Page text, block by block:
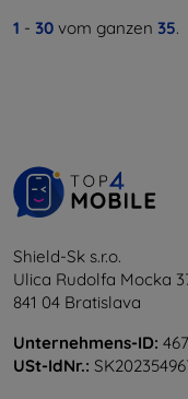
1 - 30 vom ganzen 35.
Shield-Sk s.r.o.
Ulica Rudolfa Mocka
841 04 Bratislava
Unternehmens-ID:
USt-IdNr.: